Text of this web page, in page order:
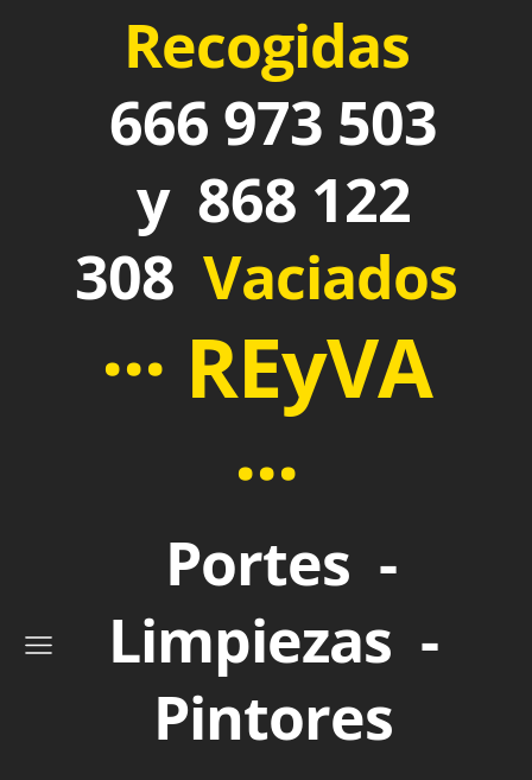
Recogidas
666 973 503
y 868 122
308 Vaciados
··· REyVA
···
Portes -
Limpiezas -
Pintores